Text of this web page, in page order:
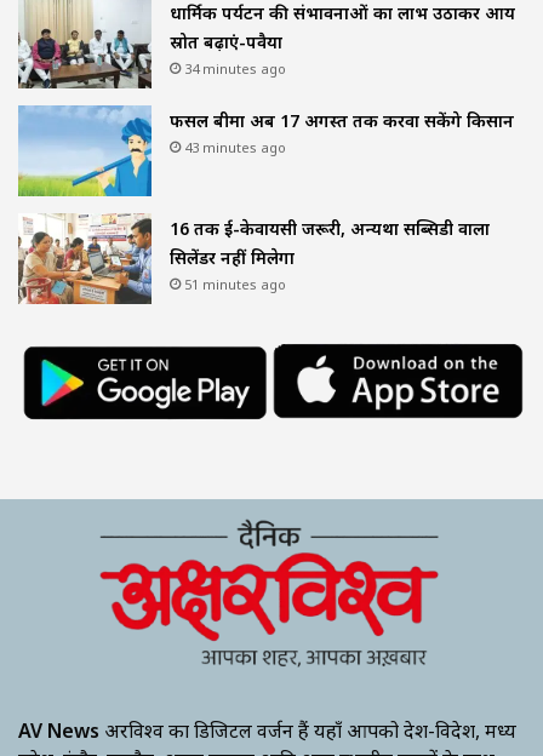
धार्मिक पर्यटन की संभावनाओं का लाभ उठाकर आय
स्रोत बढ़ाएं-पवैया
34 minutes ago
फसल बीमा अब 17 अगस्त तक करवा सकेंगे किसान
43 minutes ago
16 तक ई-केवायसी जरूरी, अन्यथा सब्सिडी वाला
सिलेंडर नहीं मिलेगा
51 minutes ago
AV News अक्षरविश्व का डिजिटल वर्जन हैं यहाँ आपको देश-विदेश, मध्य